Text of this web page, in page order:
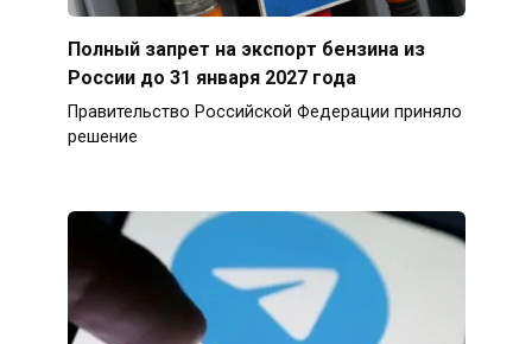
Полный запрет на экспорт бензина из
России до 31 января 2027 года
Правительство Российской Федерации приняло
решение